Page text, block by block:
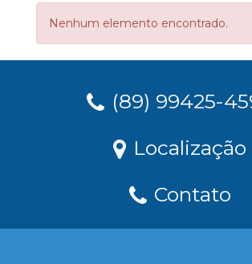
Nenhum elemento encontrado.
(89) 99425-
Localização
Contato